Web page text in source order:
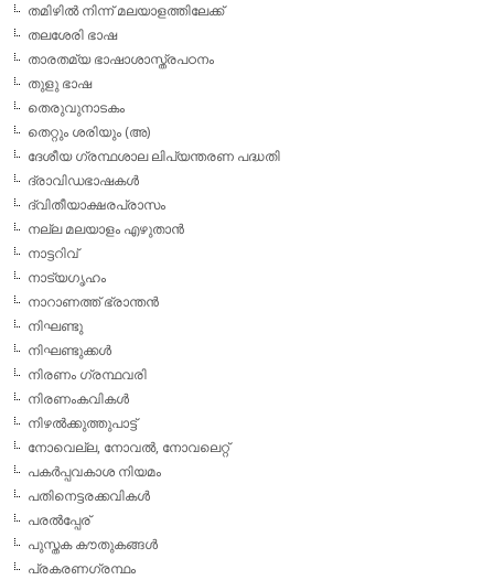
തമിഴില്‍ നിന്ന് മലയാളത്തിലേക്ക്
തലശേരി ഭാഷ
താരതമ്യ ഭാഷാശാസ്ത്രപഠനം
തുളു ഭാഷ
തെരുവുനാടകം
തെറ്റും ശരിയും (അ)
ദേശീയ ഗ്രന്ഥശാല ലിപ്യന്തരണ പദ്ധതി
ദ്രാവിഡഭാഷകള്‍
ദ്വിതീയാക്ഷരപ്രാസം
നല്ല മലയാളം എഴുതാന്‍
നാട്ടറിവ്
നാട്യഗൃഹം
നാറാണത്ത് ഭ്രാന്തന്‍
നിഘണ്ടു
നിഘണ്ടുക്കള്‍
നിരണം ഗ്രന്ഥവരി
നിരണംകവികള്‍
നിഴല്‍ക്കുത്തുപാട്ട്
നോവെല്ല, നോവല്‍, നോവലെറ്റ്
പകര്‍പ്പവകാശ നിയമം
പതിനെട്ടരക്കവികള്‍
പരല്‍പ്പേര്
പുസ്തക കൗതുകങ്ങള്‍
പ്രകരണഗ്രന്ഥം